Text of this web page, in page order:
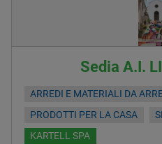
Sedia A.I.
ARREDI E MATERIALI DA
PRODOTTI PER LA CASA
KARTELL SPA